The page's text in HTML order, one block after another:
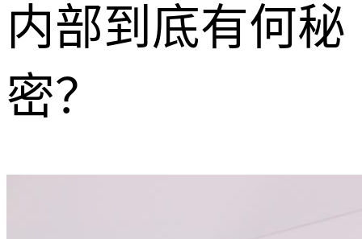
内部到底有何秘
密？